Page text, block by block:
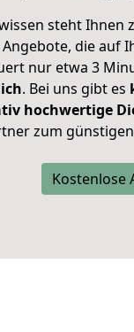
steht
die auf
nur etwa 3
. Bei uns gibt es
hochwertige
zum
Kostenlose